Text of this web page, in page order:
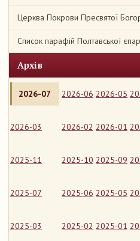
Церква Покрови Пресвятої
Список парафій Полтавської
Архів
2026-07 2026-06 2026-05
2026-03 2026-02 2026-01
2025-11 2025-10 2025-09
2025-07 2025-06 2025-05
2025-03 2025-02 2025-01